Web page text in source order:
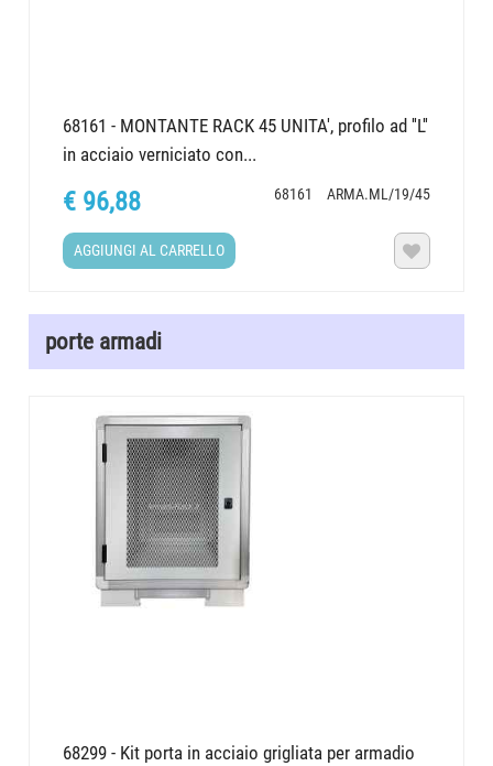
68161 - MONTANTE RACK 45 UNITA', profilo ad ''L''
in acciaio verniciato con...
68161 ARMA.ML/19/45
€ 96,88
AGGIUNGI AL CARRELLO 
porte armadi
68299 - Kit porta in acciaio grigliata per armadio